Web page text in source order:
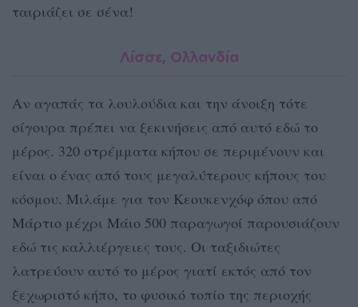
ταιριάζει σε σένα!
Λίσσε, Ολλανδία
Αν αγαπάς τα λουλούδια και την άνοιξη τότε
σίγουρα πρέπει να ξεκινήσεις από αυτό εδώ το
μέρος. 320 στρέμματα κήπου σε περιμένουν και
είναι ο ένας από τους μεγαλύτερους κήπους του
κόσμου. Μιλάμε για τον Κεουκενχόφ όπου από
Μάρτιο μέχρι Μάιο 500 παραγωγοί παρουσιάζουν
εδώ τις καλλιέργειες τους. Οι ταξιδιώτες
λατρεύουν αυτό το μέρος γιατί εκτός από τον
ξεχωριστό κήπο, το φυσικό τοπίο της περιοχής